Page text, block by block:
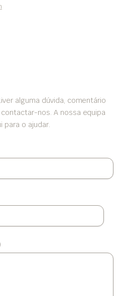
alguma dúvida, comentário
nos. A nossa equipa
para o ajudar.